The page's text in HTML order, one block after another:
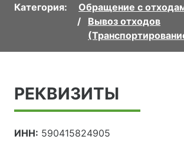
Категория:
Обращение с
Вывоз отходов
РЕКВИЗИТЫ
ИНН: 590415824905